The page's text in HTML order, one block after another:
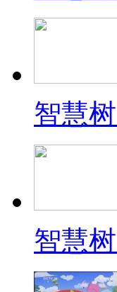
智慧
智慧